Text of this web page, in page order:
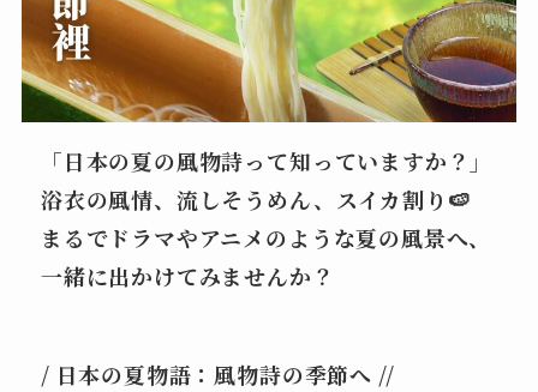
「日本の夏の風物詩って知っていますか？」
浴衣の風情、流しそうめん、スイカ割り🍉
まるでドラマやアニメのような夏の風景へ、
一緒に出かけてみませんか？
/ 日本の夏物語：風物詩の季節へ //